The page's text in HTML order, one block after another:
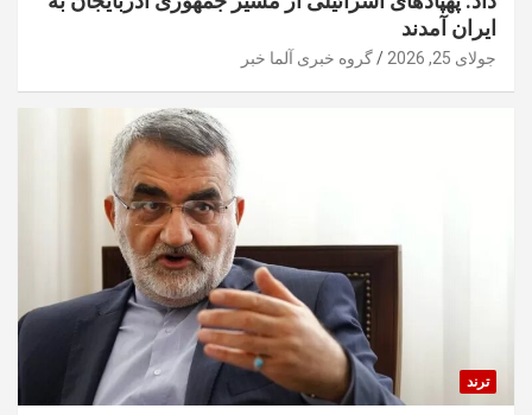
ایران آمدند
جولای 25, 2026 گروه خبری آلما خبر
ترند